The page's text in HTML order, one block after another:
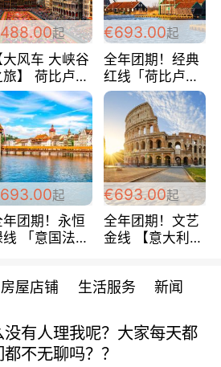
起
大风车 大峡谷
旅】 荷比卢德
巴黎上下 经
五国四日游
欧/人
€693.00起
全年团期！经典
红线「荷比卢德
法」七天循环 五
国 仅售99欧/人/
天！巴黎上下！
包拼房~
起
年团期！永恒
线 「意国法
/天起 ~包拼房
€693.00起
全年团期！文艺
金线 【意大利一
每周铁发！
房屋店铺 生活服务 新闻
有人理我呢？大家每天都
不无聊吗？？